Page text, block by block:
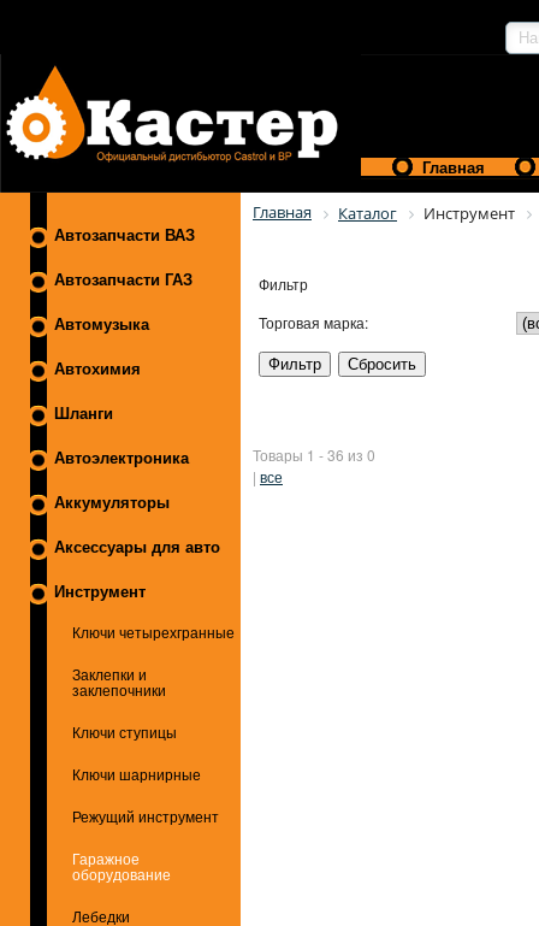
Главная
Автозапчасти ВАЗ
Автозапчасти ГАЗ
Автомузыка
Автохимия
Шланги
Автоэлектроника
Аккумуляторы
Аксессуары для авто
Инструмент
Ключи четырехгранные
Заклепки и
заклепочники
Ключи ступицы
Ключи шарнирные
Режущий инструмент
Гаражное
оборудование
Лебедки
Главная Каталог Инструмент
Фильтр
Торговая марка:
Товары 1 - 36 из 0
| все